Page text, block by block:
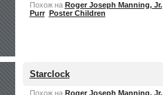
Похож на Roger Joseph Manning, Jr.
Purr Poster Children
Starclock
Похож на Roger Joseph Manning, Jr.